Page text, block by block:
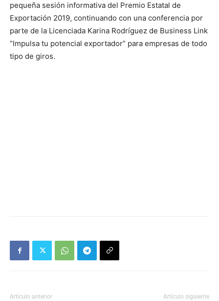
pequeña sesión informativa del Premio Estatal de
Exportación 2019, continuando con una conferencia por
parte de la Licenciada Karina Rodríguez de Business Link
“Impulsa tu potencial exportador” para empresas de todo
tipo de giros.
Artículo anterior Artículo siguiente